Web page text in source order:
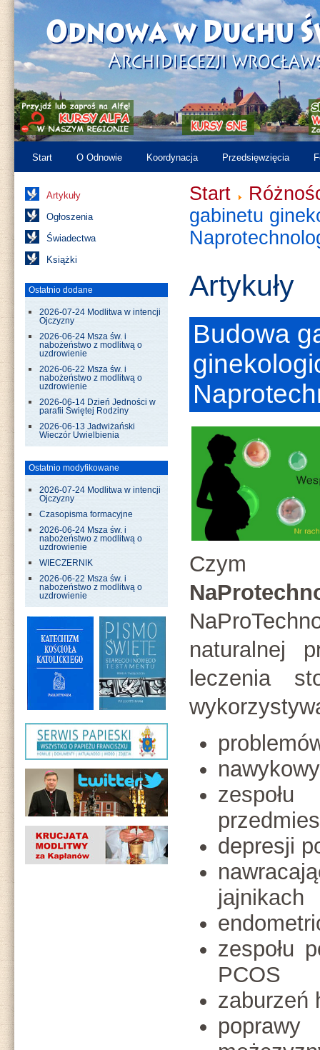
Start O Odnowie Koordynacja Przedsięwzięcia
Artykuły
Ogłoszenia
Świadectwa
Książki
Ostatnio dodane
2026-07-24 Modlitwa w intencji
Ojczyzny
2026-06-24 Msza św. i
nabożeństwo z modlitwą o
uzdrowienie
2026-06-22 Msza św. i
nabożeństwo z modlitwą o
uzdrowienie
2026-06-14 Dzień Jedności w
parafii Świętej Rodziny
2026-06-13 Jadwiżański
Wieczór Uwielbienia
Ostatnio modyfikowane
2026-07-24 Modlitwa w intencji
Ojczyzny
Czasopisma formacyjne
2026-06-24 Msza św. i
nabożeństwo z modlitwą o
uzdrowienie
WIECZERNIK
2026-06-22 Msza św. i
nabożeństwo z modlitwą o
uzdrowienie
Start
gabinetu
Artykuły
Budowa
naturalnej
leczenia
depresji
jajnikach
zespołu
PCOS
zaburzeń